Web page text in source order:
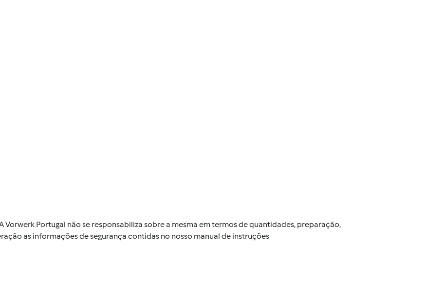
Vorwerk Portugal não se responsabiliza sobre a mesma em termos de quantidades, preparação,
as informações de segurança contidas no nosso manual de instruções